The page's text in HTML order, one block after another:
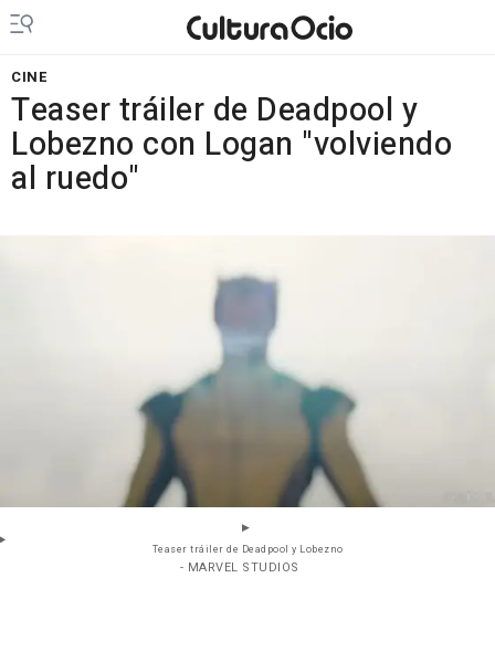
CINE
Teaser tráiler de Deadpool y
Lobezno con Logan "volviendo
al ruedo"
Teaser tráiler de Deadpool y Lobezno
- MARVEL STUDIOS